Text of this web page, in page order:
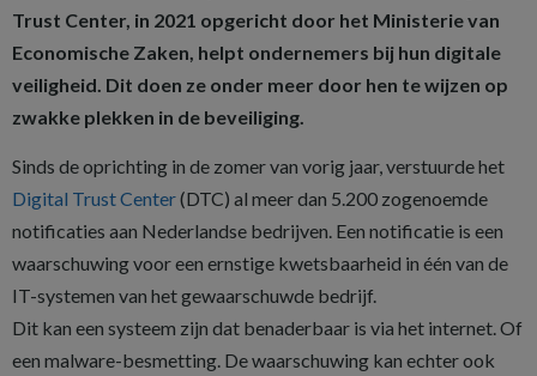
Trust Center, in 2021 opgericht door het Ministerie van
Economische Zaken, helpt ondernemers bij hun digitale
veiligheid. Dit doen ze onder meer door hen te wijzen op
zwakke plekken in de beveiliging.
Sinds de oprichting in de zomer van vorig jaar, verstuurde het
Digital Trust Center(DTC) al meer dan 5.200 zogenoemde
notificaties aan Nederlandse bedrijven. Een notificatie is een
waarschuwing voor een ernstige kwetsbaarheid in één van de
IT-systemen van het gewaarschuwde bedrijf.
Dit kan een systeem zijn dat benaderbaar is via het internet. Of
een malware-besmetting. De waarschuwing kan echter ook